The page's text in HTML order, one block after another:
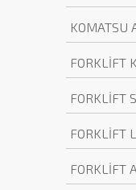
KOMATSU
FORKLİFT
FORKLİFT
FORKLİFT
FORKLİFT